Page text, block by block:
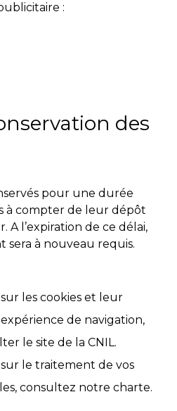
:
des
pour une durée
à compter de leur dépôt
A l’expiration de ce délai,
sera à nouveau requis.
les cookies et leur
de navigation,
le site de la CNIL.
le traitement de vos
consultez notre charte.